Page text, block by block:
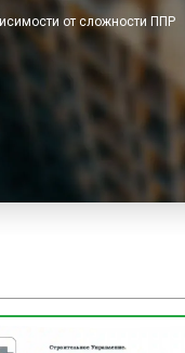
от сложности ППР